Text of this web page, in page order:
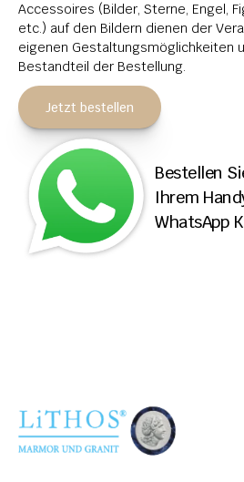
LEUCHTGRABMALE
ACCESSOIRES
KONTAKT
ADRESSEN NIEDERLASSUNGEN
ÖFFNUNGSZEITEN
IMPRESSUM
ÜBER LITHOS
Accessoires (Bilder, Sterne, Engel,
etc.) auf den Bildern dienen der
eigenen Gestaltungsmöglichkeiten
Bestandteil der Bestellung.
Jetzt bestellen
Bestellen
Ihrem
WhatsApp